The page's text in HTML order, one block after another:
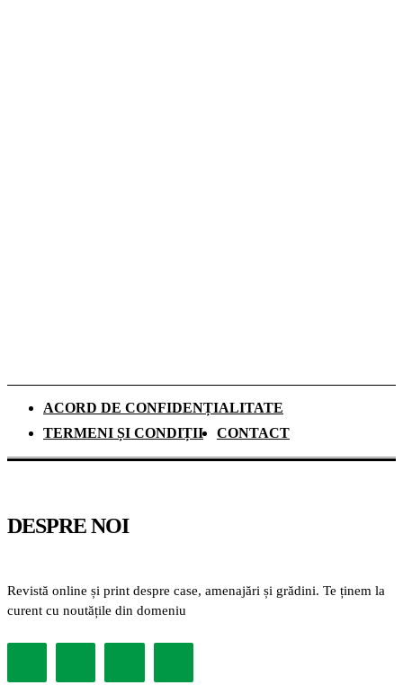
ACORD DE CONFIDENȚIALITATE
TERMENI ȘI CONDIȚII
CONTACT
DESPRE NOI
Revistă online și print despre case, amenajări și grădini. Te ținem la
curent cu noutățile din domeniu